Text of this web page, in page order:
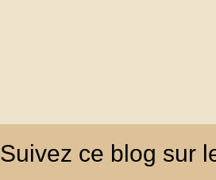
Suivez ce blog sur